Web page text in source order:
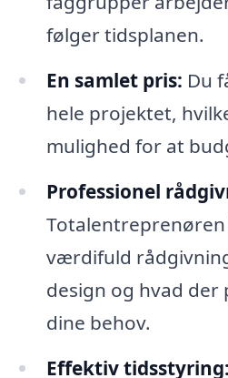
følger tidsplanen.
En samlet pris: Du
hele projektet,
mulighed for at
Professionel
Totalentreprenøren
værdifuld
design og hvad der
dine behov.
Effektiv tidsstyring: